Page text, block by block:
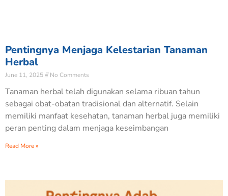
Pentingnya Menjaga Kelestarian Tanaman
Herbal
June 11, 2025 No Comments
Tanaman herbal telah digunakan selama ribuan tahun
sebagai obat-obatan tradisional dan alternatif. Selain
memiliki manfaat kesehatan, tanaman herbal juga memiliki
peran penting dalam menjaga keseimbangan
Read More »